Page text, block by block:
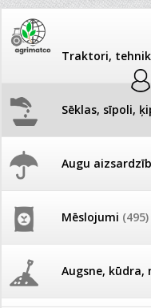
Traktori,
Sēklas, sīpoli,
Augu
Mēslojumi (495)
Augsne, kūdra,
JAUNUMI
Pašlasīšanas vietu
26.05. Vebinārs - Kā
gliemežus piemājas
Darba laiks Līgo
Samtenes
Produkti »Sēklas, sīpoli,
Samtenes
Samtenes Super
artikuls: